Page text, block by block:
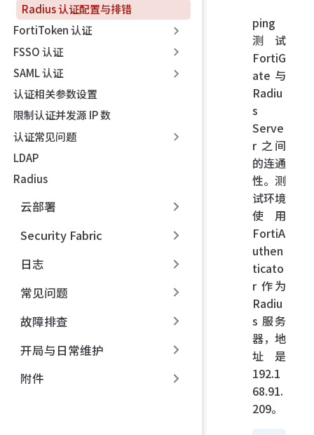
Radius 认证配置与排错
FortiToken 认证
FSSO 认证
SAML 认证
认证相关参数设置
限制认证并发源 IP 数
认证常见问题
LDAP
Radius
云部署
Security Fabric
日志
常见问题
故障排查
开局与日常维护
附件
ping
测试
FortiG
ate 与
Radiu
s
Serve
r 之间
的连通
性。测
试环境
使用
FortiA
uthen
ticato
r 作为
Radiu
s 服务
器，地
址是
192.1
68.91.
209。